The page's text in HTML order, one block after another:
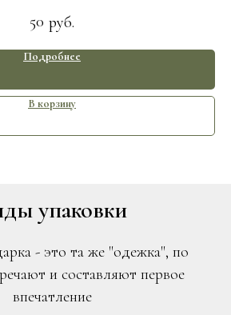
50 руб.
Подробнее
В корзину
упаковки
- это та же "одежка", по
и составляют первое
впечатление